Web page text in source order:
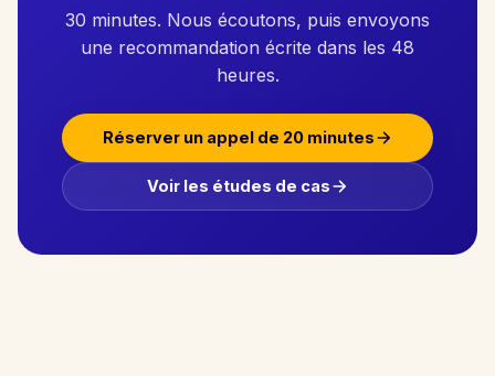
30 minutes. Nous écoutons, puis envoyons
une recommandation écrite dans les 48
heures.
Réserver un appel de 20 minutes
Voir les études de cas